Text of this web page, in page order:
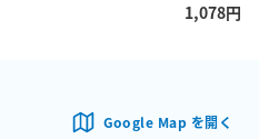
1,078円
Google Map を開く